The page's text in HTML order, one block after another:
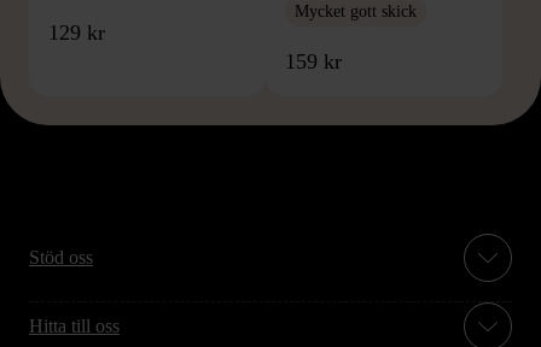
129 kr
Mycket gott skick
159 kr
Stöd oss
Hitta till oss